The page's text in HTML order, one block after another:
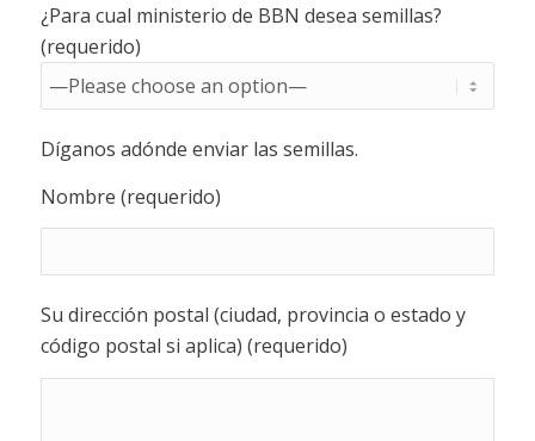
¿Para cual ministerio de BBN desea semillas?
(requerido)
Díganos adónde enviar las semillas.
Nombre (requerido)
Su dirección postal (ciudad, provincia o estado y
código postal si aplica) (requerido)